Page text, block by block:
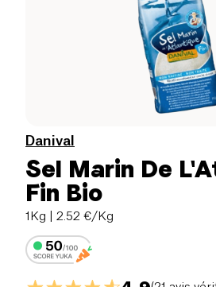
Danival
Sel Marin De
Fin Bio
1Kg | 2.52 €/Kg